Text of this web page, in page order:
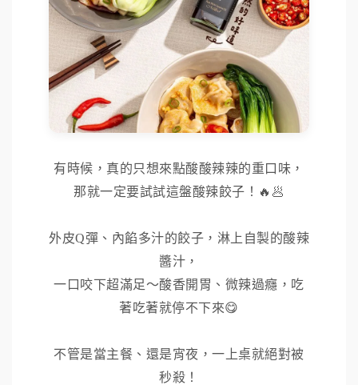
有時候，真的只想來點酸酸辣辣的重口味，
那就一定要試試這盤酸辣餃子！🔥🥟
外皮Q彈、內餡多汁的餃子，淋上自製的酸辣
醬汁，
一口咬下超滿足～酸香開胃、微辣過癮，吃
著吃著就停不下來😋
不管是當主餐、還是宵夜，一上桌就絕對被
秒殺！